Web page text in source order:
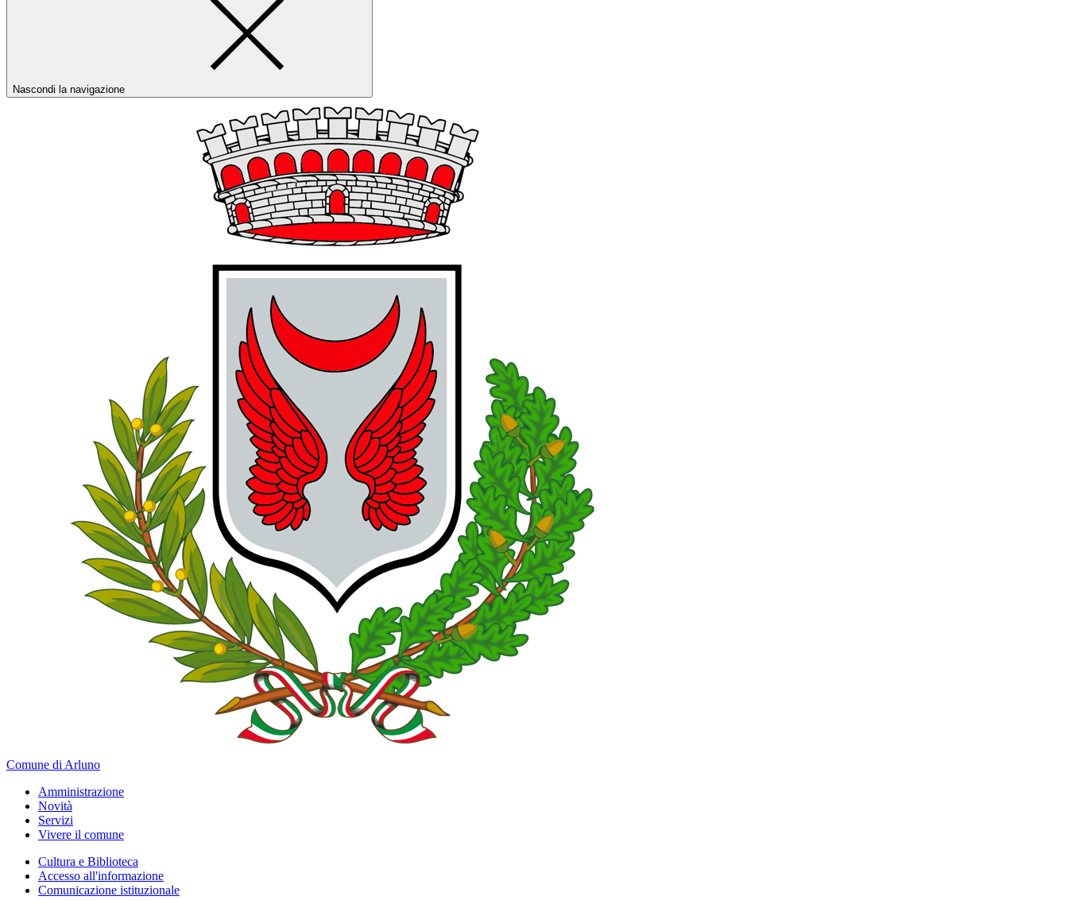
Nascondi la navigazione
Comune di Arluno
Amministrazione
Novità
Servizi
Vivere il comune
Cultura e Biblioteca
Accesso all'informazione
Comunicazione istituzionale